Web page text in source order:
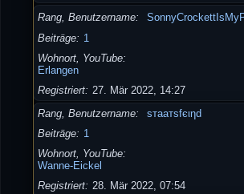
Rang, Benutzername
Beiträge
1
Wohnort, YouTube
Erlangen
Registriert 27. Mär 2022, 14:27
Rang, Benutzername
ѕтaaтѕfєιηd
Beiträge
1
Wohnort, YouTube
Wanne-Eickel
Registriert 28. Mär 2022, 07:54